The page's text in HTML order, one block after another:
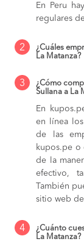
En Peru
regulares
2
¿Cuáles
La Matanza?
3
¿Cómo
Sullana a La
En
en línea
de las
kupos.pe o
de la
efectivo,
También
sitio web
4
¿Cuánto
La Matanza?